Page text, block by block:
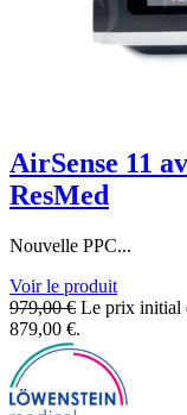
AirSense 11
ResMed
Nouvelle PPC...
Voir le produit
979,00€ Le prix initial
879,00 €.